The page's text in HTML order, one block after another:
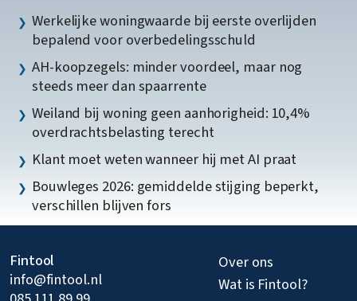
Werkelijke woningwaarde bij eerste overlijden
bepalend voor overbedelingsschuld
AH-koopzegels: minder voordeel, maar nog
steeds meer dan spaarrente
Weiland bij woning geen aanhorigheid: 10,4%
overdrachtsbelasting terecht
Klant moet weten wanneer hij met AI praat
Bouwleges 2026: gemiddelde stijging beperkt,
verschillen blijven fors
Fintool
info@fintool.nl
Over ons
Wat is Fintool?